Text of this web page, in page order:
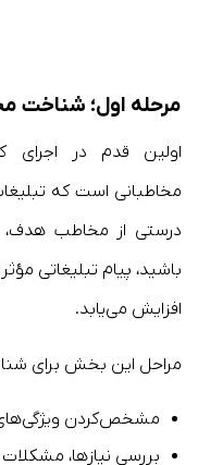
مرحله اول؛ شناخت
اولین قدم در اجرای
مخاطبانی است که
درستی از مخاطب هدف،
باشید، پیام تبلیغاتی
افزایش می‌یابد.
مراحل این بخش برای
مشخص‌کردن
بررسی نیازها،